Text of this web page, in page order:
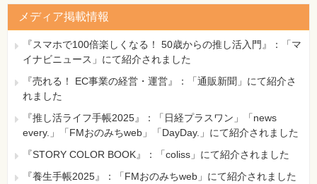
98ページ 本文9行目（コラム下の本文2段落目の3行目）
[誤]
その方法については第5章で説明する
[正]
【 第3刷にて修正 】
99ページ コードの2行目（コメント部分）
[誤]
[正]
>>> # ジニ不純度を指標とする
メディア掲載情報
『スマホで100倍楽しくなる！ 50歳からの推し活入門』：「マ
イナビニュース」にて紹介されました
『売れる！ EC事業の経営・運営』：「通販新聞」にて紹介さ
れました
『推し活ライフ手帳2025』：「日経プラスワン」「news
every.」「FMおのみちweb」「DayDay.」にて紹介されました
『STORY COLOR BOOK』：「coliss」にて紹介されました
『養生手帳2025』：「FMおのみちweb」にて紹介されました